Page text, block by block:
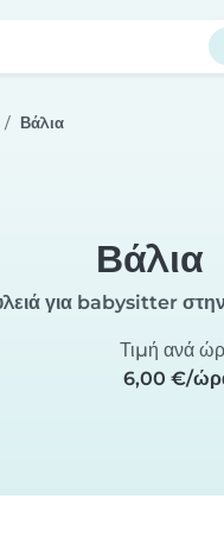
Βάλια
Βάλια
για babysitter
Τιμή ανά
6,00 €/